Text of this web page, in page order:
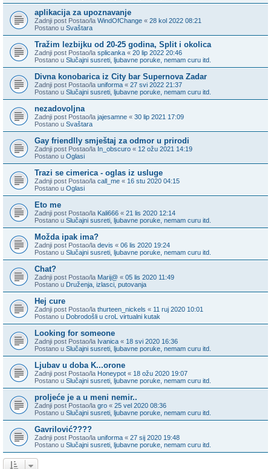
aplikacija za upoznavanje
Zadnji post Postao/la WindOfChange « 28 kol 2022 08:21
Postano u Svaštara
Tražim lezbijku od 20-25 godina, Split i okolica
Zadnji post Postao/la splicanka « 20 lip 2022 20:46
Postano u Slučajni susreti, ljubavne poruke, nemam curu itd.
Divna konobarica iz City bar Supernova Zadar
Zadnji post Postao/la uniforma « 27 svi 2022 21:37
Postano u Slučajni susreti, ljubavne poruke, nemam curu itd.
nezadovoljna
Zadnji post Postao/la jajesamne « 30 lip 2021 17:09
Postano u Svaštara
Gay friendlly smještaj za odmor u prirodi
Zadnji post Postao/la In_obscuro « 12 ožu 2021 14:19
Postano u Oglasi
Trazi se cimerica - oglas iz usluge
Zadnji post Postao/la call_me « 16 stu 2020 04:15
Postano u Oglasi
Eto me
Zadnji post Postao/la Kali666 « 21 lis 2020 12:14
Postano u Slučajni susreti, ljubavne poruke, nemam curu itd.
Možda ipak ima?
Zadnji post Postao/la devis « 06 lis 2020 19:24
Postano u Slučajni susreti, ljubavne poruke, nemam curu itd.
Chat?
Zadnji post Postao/la Marij@ « 05 lis 2020 11:49
Postano u Druženja, izlasci, putovanja
Hej cure
Zadnji post Postao/la thurteen_nickels « 11 ruj 2020 10:01
Postano u Dobrodošli u croL virtualni kutak
Looking for someone
Zadnji post Postao/la Ivanica « 18 svi 2020 16:36
Postano u Slučajni susreti, ljubavne poruke, nemam curu itd.
Ljubav u doba K...orone
Zadnji post Postao/la Honeypot « 18 ožu 2020 19:07
Postano u Slučajni susreti, ljubavne poruke, nemam curu itd.
proljeće je a u meni nemir..
Zadnji post Postao/la gro « 25 vel 2020 08:36
Postano u Slučajni susreti, ljubavne poruke, nemam curu itd.
Gavrilović????
Zadnji post Postao/la uniforma « 27 sij 2020 19:48
Postano u Slučajni susreti, ljubavne poruke, nemam curu itd.